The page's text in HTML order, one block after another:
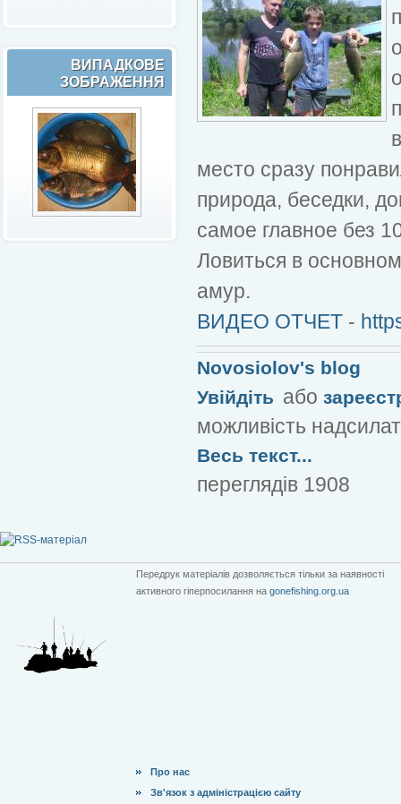
ВИПАДКОВЕ
ЗОБРАЖЕННЯ
место сразу
природа, беседки,
самое главное без
Ловиться в
амур.
ВИДЕО ОТЧЕТ -
Novosiolov's blog
Увійдіть або
можливість
Весь текст...
переглядів 1908
Передрук матеріалів дозволяється тільки за наявності
активного гіперпосилання на gonefishing.org.ua
Про нас
Зв'язок з адміністрацією сайту